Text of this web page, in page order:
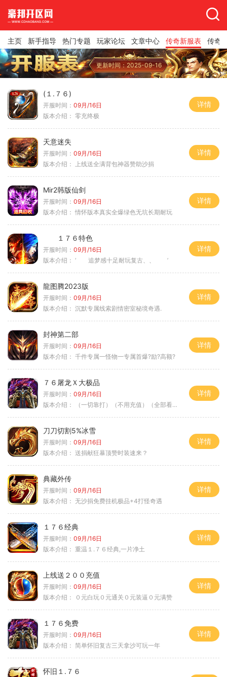
主页 新手指导 热门专题 玩家论坛 文章中心 传奇新服表 传奇
更新时间：2025-09-16
(１.７６)
开服时间： 09月/16日
版本介绍： 零充终极
详情
天意迷失
开服时间： 09月/16日
版本介绍：
上线送全满背包神器赞助沙捐
详情
Mir2韩版仙剑
开服时间： 09月/16日
版本介绍： 情怀版本真实全爆绿色无坑长期耐玩
详情
１７６特色
开服时间： 09月/16日
版本介绍： ‘ 追梦感十足耐玩复古、、 ’
详情
龍图腾2023版
开服时间： 09月/16日
版本介绍： 沉默专属线索剧情密室秘境奇遇.
详情
封神第二部
开服时间： 09月/16日
版本介绍： 千件专属一怪物一专属首爆?励?高额?
详情
７６屠龙Ｘ大极品
开服时间： 09月/16日
版本介绍：
（一切靠打）（不用充值）（全部看脸）
详情
刀刀切割5%冰雪
开服时间： 09月/16日
版本介绍： 送捐献狂暴顶赞时装速来？
详情
典藏外传
开服时间： 09月/16日
版本介绍： 无沙捐免费挂机极品+4打怪奇遇
详情
１７６经典
开服时间： 09月/16日
版本介绍： 重温１.７６经典,一片净土
详情
上线送２００充值
开服时间： 09月/16日
版本介绍：
０元白玩０元通关０元装逼０元满赞
详情
１７６免费
开服时间： 09月/16日
版本介绍： 简单怀旧复古三天拿沙可玩一年
详情
怀旧１.７６